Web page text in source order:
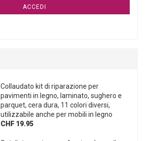
ACCEDI
Collaudato kit di riparazione per
pavimenti in legno, laminato, sughero e
parquet, cera dura, 11 colori diversi,
utilizzabile anche per mobili in legno
CHF 19.95